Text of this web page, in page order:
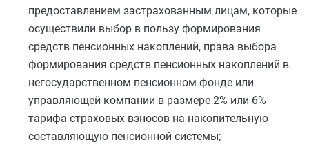
предоставлением застрахованным лицам, которые
осуществили выбор в пользу формирования
средств пенсионных накоплений, права выбора
формирования средств пенсионных накоплений в
негосударственном пенсионном фонде или
управляющей компании в размере 2% или 6%
тарифа страховых взносов на накопительную
составляющую пенсионной системы;